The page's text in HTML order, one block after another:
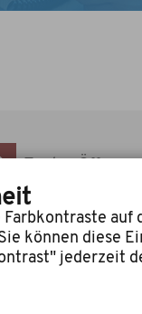
des Rathauses
Farbkontraste auf
können diese
jederzeit